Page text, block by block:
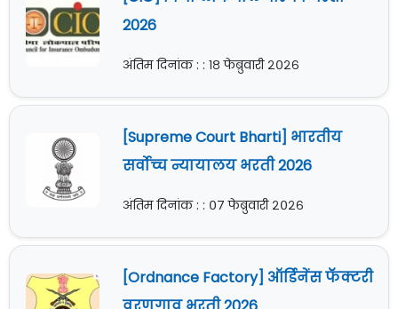
2026
अंतिम दिनांक : : १८ फेब्रुवारी २०२६
[Supreme Court Bharti] भारतीय
सर्वोच्च न्यायालय भरती 2026
अंतिम दिनांक : : ०७ फेब्रुवारी २०२६
[Ordnance Factory] ऑर्डिनेंस फॅक्टरी